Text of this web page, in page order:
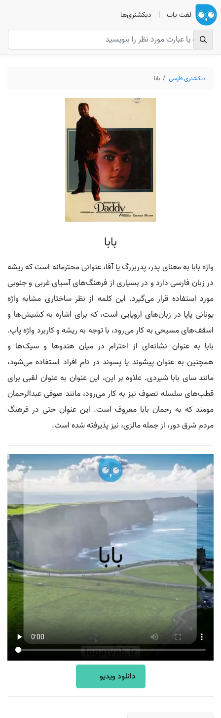
لغت یاب | دیکشنری‌ها
دیکشنری فارسی بابا
بابا
واژه بابا به معنای پدر، پدربزرگ یا آقا، عنوانی محترمانه است که ریشه
در زبان فارسی دارد و در بسیاری از فرهنگ‌های آسیای غربی و جنوبی
مورد استفاده قرار می‌گیرد. این کلمه از نظر ساختاری مشابه واژه
یونانی پاپا در زبان‌های اروپایی است، که برای اشاره به کشیش‌ها و
اسقف‌های مسیحی به کار می‌رود، با توجه به ریشه و کاربرد واژه پاپ.
بابا به عنوان نشانه‌ای از احترام در میان هندوها و سیک‌ها و
همچنین به عنوان پیشوند یا پسوند در نام افراد استفاده می‌شود،
مانند سای بابا شیردی. علاوه بر این، این عنوان به عنوان لقبی برای
قطب‌های سلسله تصوف نیز به کار می‌رود، مانند صوفی عبدالرحمان
مومند که به رحمان بابا معروف است. این عنوان حتی در فرهنگ
مردم شرق دور، از جمله مالزی، نیز پذیرفته شده است.
دانلود ویدیو